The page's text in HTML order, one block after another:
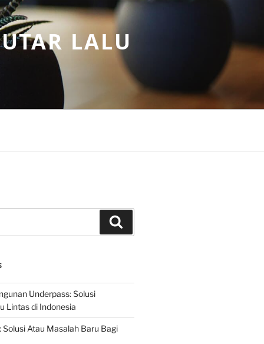
LALU
Underpass: Solusi
Lintas di Indonesia
Solusi Atau Masalah Baru Bagi